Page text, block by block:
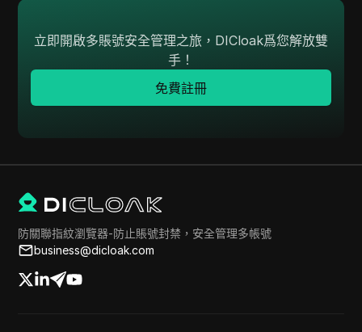
立即開啟多賬號安全管理之旅，DICloak爲您解放雙
手！
免費註冊
防關聯指紋瀏覽器-防止賬號封禁，安全管理多帳號
business@dicloak.com